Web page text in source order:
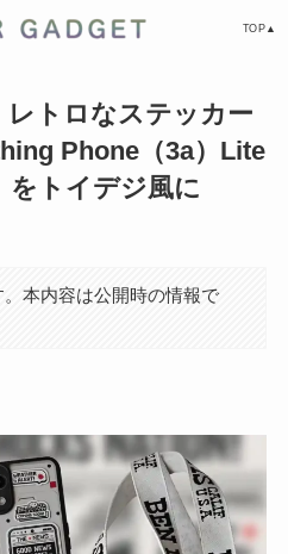
TOP▲
レトロなステッカー
Phone（3a）Lite
をトイデジ風に
本内容は公開時の情報で